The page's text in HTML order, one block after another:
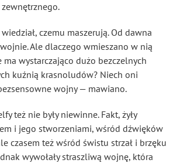
czemu maszerują. Od dawna
wojnie. Ale dlaczego wmieszano w nią
ma wystarczająco dużo bezczelnych
kuźnią krasnoludów? Niech oni
wojny — mawiano.
też nie były niewinne. Fakt, żyły
i jego stworzeniami, wśród dźwięków
czasem też wśród świstu strzał i brzęku
wywołały straszliwą wojnę, która